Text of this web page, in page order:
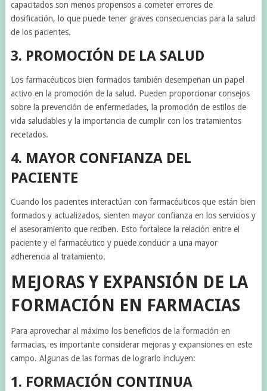
capacitados son menos propensos a cometer errores de
dosificación, lo que puede tener graves consecuencias para la salud
de los pacientes.
3. PROMOCIÓN DE LA SALUD
Los farmacéuticos bien formados también desempeñan un papel
activo en la promoción de la salud. Pueden proporcionar consejos
sobre la prevención de enfermedades, la promoción de estilos de
vida saludables y la importancia de cumplir con los tratamientos
recetados.
4. MAYOR CONFIANZA DEL
PACIENTE
Cuando los pacientes interactúan con farmacéuticos que están bien
formados y actualizados, sienten mayor confianza en los servicios y
el asesoramiento que reciben. Esto fortalece la relación entre el
paciente y el farmacéutico y puede conducir a una mayor
adherencia al tratamiento.
MEJORAS Y EXPANSIÓN DE LA
FORMACIÓN EN FARMACIAS
Para aprovechar al máximo los beneficios de la formación en
farmacias, es importante considerar mejoras y expansiones en este
campo. Algunas de las formas de lograrlo incluyen:
1. FORMACIÓN CONTINUA